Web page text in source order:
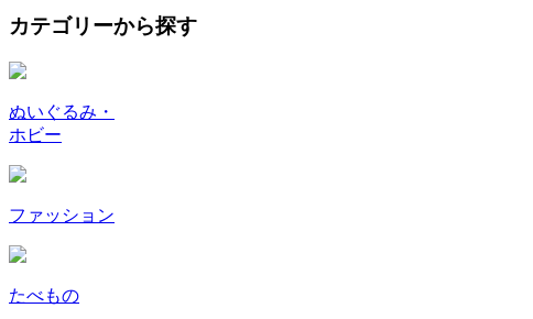
カテゴリーから探す
ぬいぐるみ・
ホビー
ファッション
たべもの